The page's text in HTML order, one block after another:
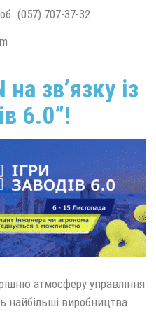
(057) 707-37-32
зв’язку із
6.0”!
атмосферу управління
найбільші виробництва